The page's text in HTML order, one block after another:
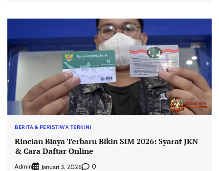
BERITA & PERISTIWA TERKINI
Rincian Biaya Terbaru Bikin SIM 2026: Syarat JKN
& Cara Daftar Online
Admin Januari 3, 2026 0